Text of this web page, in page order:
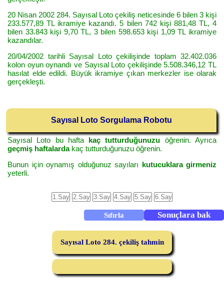
20 Nisan 2002 284. Sayısal Loto çekiliş neticesinde 6 bilen 3 kişi
233.577,89 TL ikramiye kazandı. 5 bilen 742 kişi 881,48 TL, 4
bilen 33.843 kişi 9,70 TL, 3 bilen 598.653 kişi 1,09 TL ikramiye
kazandılar.
20/04/2002 tarihli Sayısal Loto çekilişinde toplam 32.402.036
kolon oyun oynandı ve Sayısal Loto çekilişinde 5.508.346,12 TL
hasılat elde edildi. Büyük ikramiye çıkan merkezler ise olarak
gerçekleşti.
Sayısal Loto Sorgulama Robotu
Sayısal Loto bu hafta kaç tutturduğunuzu öğrenin. Ayrıca
geçmiş haftalardakaç tutturduğunuzu öğrenin.
Bunun için oynamış olduğunuz sayıları kutucuklara girmeniz
yeterli.
Sayısal Loto 284. çekiliş tahmin